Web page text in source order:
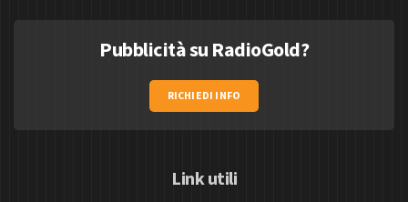
Pubblicità su RadioGold?
RICHIEDI INFO
Link utili